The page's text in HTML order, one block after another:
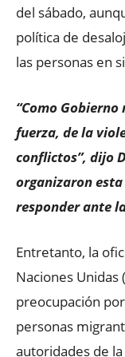
del sábado,
política de
las personas en
“Como
fuerza, de la
conflictos”, dijo
organizaron
responder ante
Entretanto, la
Naciones Unidas
preocupación
personas
autoridades de